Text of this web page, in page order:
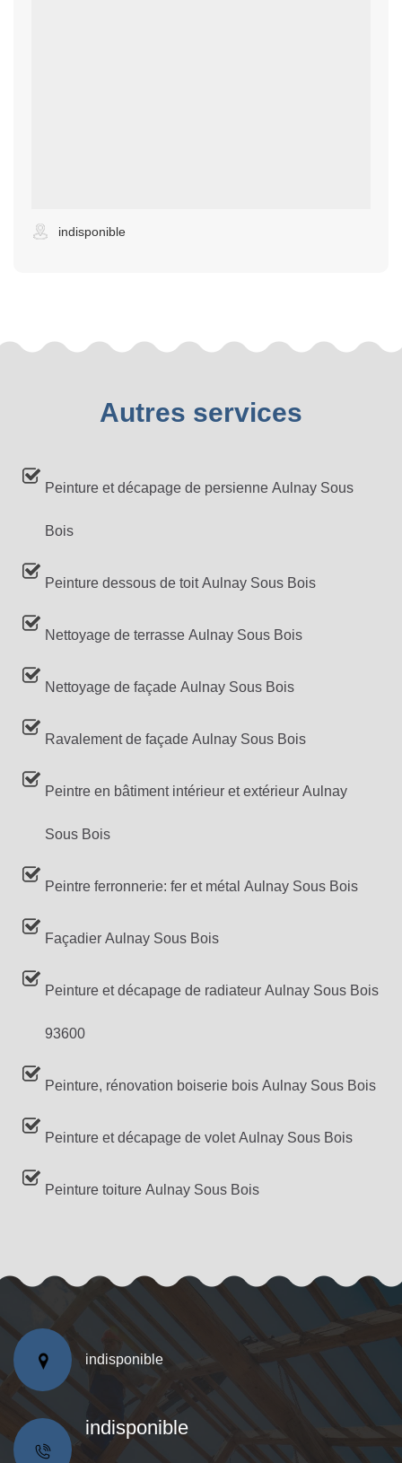
indisponible
Autres services
Peinture et décapage de persienne Aulnay Sous
Bois
Peinture dessous de toit Aulnay Sous Bois
Nettoyage de terrasse Aulnay Sous Bois
Nettoyage de façade Aulnay Sous Bois
Ravalement de façade Aulnay Sous Bois
Peintre en bâtiment intérieur et extérieur Aulnay
Sous Bois
Peintre ferronnerie: fer et métal Aulnay Sous Bois
Façadier Aulnay Sous Bois
Peinture et décapage de radiateur Aulnay Sous Bois
93600
Peinture, rénovation boiserie bois Aulnay Sous Bois
Peinture et décapage de volet Aulnay Sous Bois
Peinture toiture Aulnay Sous Bois
indisponible
indisponible